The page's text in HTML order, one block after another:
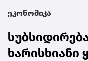
ეკონომიკა
ხარისხიანი